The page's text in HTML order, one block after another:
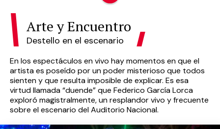
Arte y Encuentro
Destello en el escenario
En los espectáculos en vivo hay momentos en que el
artista es poseído por un poder misterioso que todos
sienten y que resulta imposible de explicar. Es esa
virtud llamada “duende” que Federico García Lorca
exploró magistralmente, un resplandor vivo y frecuente
sobre el escenario del Auditorio Nacional.